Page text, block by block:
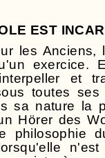
EST
les Anciens,
exercice.
et
toutes ses
sa nature la
Hörer des
philosophie